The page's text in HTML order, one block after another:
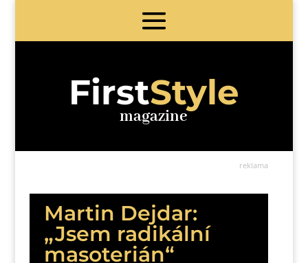
FirstStyle
magazine
reklama
Martin Dejdar:
„Jsem radikální
masoterián“